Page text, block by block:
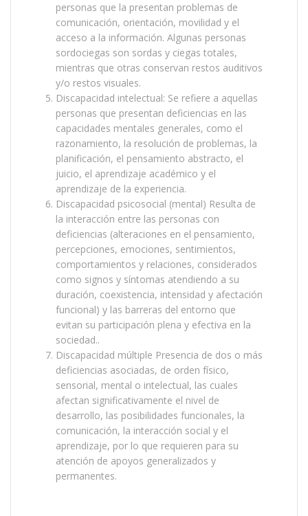
personas que la presentan problemas de
comunicación, orientación, movilidad y el
acceso a la información. Algunas personas
sordociegas son sordas y ciegas totales,
mientras que otras conservan restos auditivos
y/o restos visuales.
Discapacidad intelectual: Se refiere a aquellas
personas que presentan deficiencias en las
capacidades mentales generales, como el
razonamiento, la resolución de problemas, la
planificación, el pensamiento abstracto, el
juicio, el aprendizaje académico y el
aprendizaje de la experiencia.
Discapacidad psicosocial (mental) Resulta de
la interacción entre las personas con
deficiencias (alteraciones en el pensamiento,
percepciones, emociones, sentimientos,
comportamientos y relaciones, considerados
como signos y síntomas atendiendo a su
duración, coexistencia, intensidad y afectación
funcional) y las barreras del entorno que
evitan su participación plena y efectiva en la
sociedad..
Discapacidad múltiple Presencia de dos o más
deficiencias asociadas, de orden físico,
sensorial, mental o intelectual, las cuales
afectan significativamente el nivel de
desarrollo, las posibilidades funcionales, la
comunicación, la interacción social y el
aprendizaje, por lo que requieren para su
atención de apoyos generalizados y
permanentes.